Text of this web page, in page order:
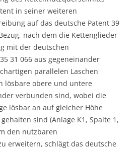
in seiner weiteren
auf das deutsche Patent 39
nach dem die Kettenglieder
mit der deutschen
31 066 aus gegeneinander
parallelen Laschen
lösbare obere und untere
verbunden sind, wobei die
lösbar an auf gleicher Höhe
sind (Anlage K1, Spalte 1,
den nutzbaren
erweitern, schlägt das deutsche